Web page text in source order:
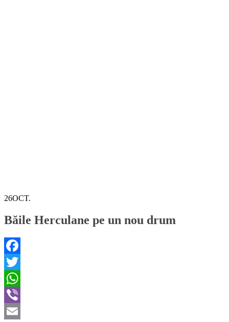
26OCT.
Băile Herculane pe un nou drum
Facebook
Twitter
WhatsApp
Viber